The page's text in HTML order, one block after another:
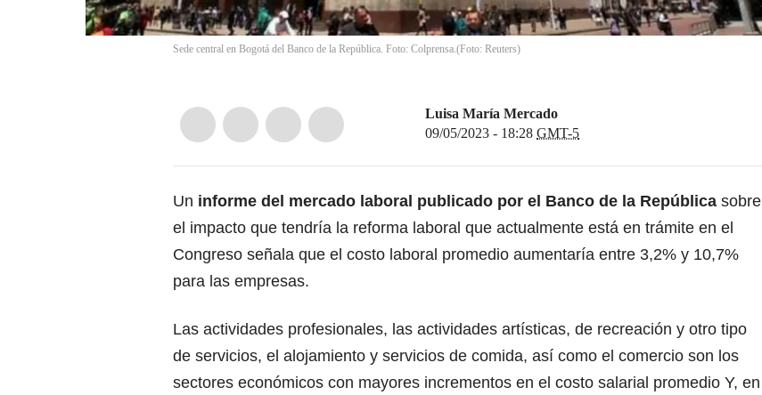
Sede central en Bogotá del Banco de la República. Foto: Colprensa.(Foto: Reuters)
Luisa María Mercado
09/05/2023 - 18:28 GMT-5
Un informe del mercado laboral publicado por el Banco de la República sobre
el impacto que tendría la reforma laboral que actualmente está en trámite en el
Congreso señala que el costo laboral promedio aumentaría entre 3,2% y 10,7%
para las empresas.
Las actividades profesionales, las actividades artísticas, de recreación y otro tipo
de servicios, el alojamiento y servicios de comida, así como el comercio son los
sectores económicos con mayores incrementos en el costo salarial promedio Y, en